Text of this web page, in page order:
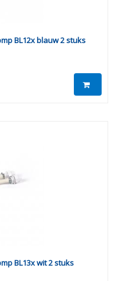
BL12x blauw 2 stuks
BL13x wit 2 stuks